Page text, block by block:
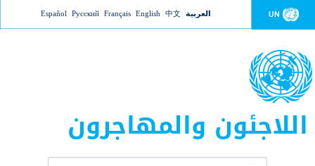
Jump to navigation UN العربية 中文
English
Français
Русский
Español
اللاجئون والمهاجرون